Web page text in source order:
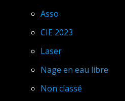
Asso
CIE 2023
Laser
Nage en eau libre
Non classé